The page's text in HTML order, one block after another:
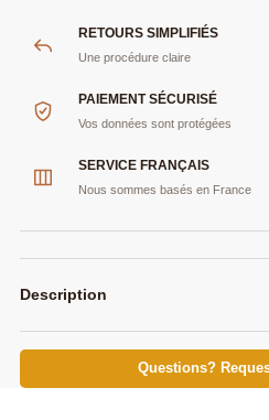
RETOURS SIMPLIFIÉS
Une procédure claire
PAIEMENT SÉCURISÉ
Vos données sont protégées
SERVICE FRANÇAIS
Nous sommes basés en France
Description
Questions?